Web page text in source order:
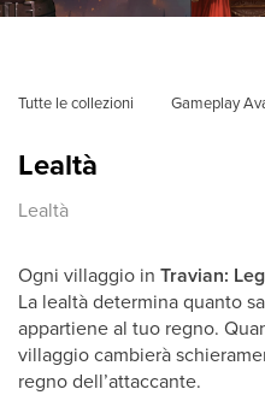
Tutte le collezioni Gameplay
Lealtà
Lealtà
Ogni villaggio in Travian:
La lealtà determina quanto
appartiene al tuo regno.
villaggio cambierà
regno dell’attaccante.